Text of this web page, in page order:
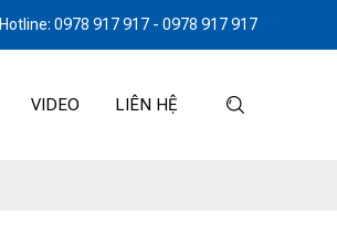
Hotline: 0978 917 917 - 0978 917 917
VIDEO LIÊN HỆ